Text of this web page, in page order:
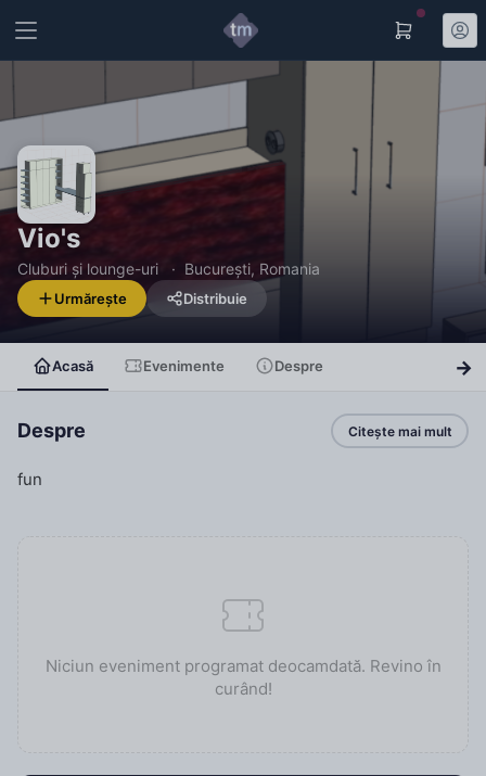
Vio's
Cluburi și lounge-uri București, Romania
Urmărește Distribuie
Acasă Evenimente Despre
Despre Citește mai mult
fun
Niciun eveniment programat deocamdată. Revino în
curând!